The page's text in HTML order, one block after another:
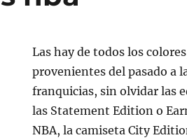
Las hay de todos los
provenientes del pasado a
franquicias, sin olvidar las
las Statement Edition o
NBA, la camiseta City